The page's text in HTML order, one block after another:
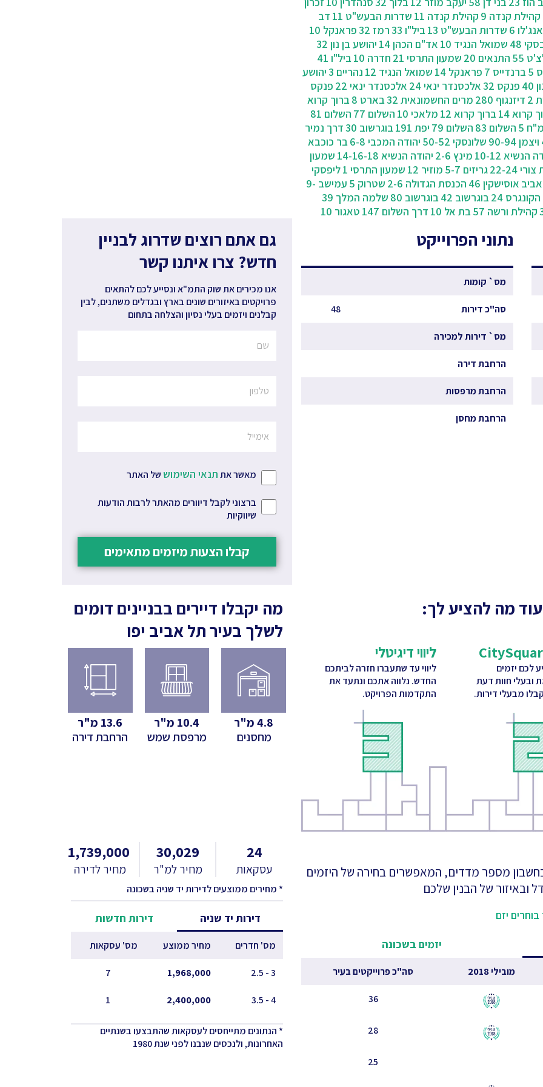
קהילת קנדה 9
קהילת קנדה 11 שדרות הבעש"ט 11
דב
6
שדרות הבעש"ט 13 ביל"ו 33 רמז 32
פראנקל 10
48
שמואל הנגיד 10 אד"ם הכהן 14
יהושע בן נון 32
55
התנאים 20 שמעון התרסי 21 חדרה 10
ביל"ו 41
ברנדייס 7 פראנקל 14 שמואל הנגיד 12 נהריים 3
יהושע
פנקס 32 אלכסנדר ינאי 24 אלכסנדר ינאי 22
פנקס
2
דיזנגוף 280 מרים החשמונאית 32 בארט 8
ברוך קרוא
קרוא 14
ברוך קרוא 12 מלאכי 10 השלום 77
השלום 81
5
השלום 83 השלום 79 יפת 191 בוגרשוב 30
‫דרך נמיר
ויצמן 90-94
שלונסקי 50-52 יהודה המכבי 6-8
בר כוכבא
הנשיא 10-12
מינץ 2-6 יהודה הנשיא 14-16-18
שמעון
22-24
גריזים 5-7 מוזיר 12 שמעון התרסי 1
ליפסקי
אוסישקין 46
הכנסת הגדולה 2-6 שטרוק 5
עמישב 9-
הקונגרס 24
בוגרשוב 42 בוגרשוב 80
שלמה המלך 39
קהילת ורשה 57
בת אל 10 דרך השלום 147 טאגור 10
נתוני הפרוייקט
מס` קומות
סה"כ דירות 48
מס` דירות למכירה
הרחבת דירה
הרחבת מרפסות
הרחבת מחסן
גם אתם רוצים שדרוג לבניין
חדש? צרו איתנו קשר
אנו מכירים את שוק התמ"א ונסייע לכם להתאים
פרויקטים באיזורים שונים בארץ ובגדלים משתנים, לבין
קבלנים ויזמים בעלי נסיון והצלחה בתחום
מאשר אתתנאי השימוש של האתר
ברצוני לקבל דיוורים מהאתר לרבות הודעות
שיווקיות
קבלו הצעות מיזמים מתאימים
מה להציע לך:
לכם יזמים
ובעלי חוות דעת
מבעלי דירות.
ליווי דיגיטלי
ליווי עד שתעברו חזרה לביתכם
החדש. נלווה אתכם ונתעד את
התקדמות הפרויקט.
מה יקבלו דיירים בבניינים דומים
לשלך בעיר תל אביב יפו
4.8מ"ר
מחסנים
10.4 מ"ר
מרפסת שמש
13.6 מ"ר
הרחבת דירה
מספר מדדים, המאפשרים בחירה של היזמים
ובאיזור של הבנין שלכם
בוחרים יזם
יזמים בשכונה
מובילי 2018 סה"כ פרוייקטים בעיר
36
28
25
24
עסקאות
30,029
מחיר למ"ר
1,739,000
מחיר לדירה
* מחירים ממוצעים לדירות יד שניה בשכונה
דירות יד שניה דירות חדשות
מס' חדרים מחיר ממוצע מס' עסקאות
3 - 2.5
1,968,000
7
4 - 3.5
2,400,000
1
* הנתונים מתייחסים לעסקאות שהתבצעו בשנתיים
האחרונות, ולנכסים שנבנו לפני שנת 1980